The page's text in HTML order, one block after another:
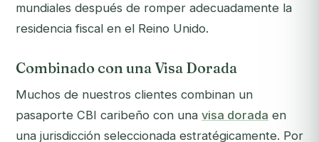
mundiales después de romper adecuadamente la
residencia fiscal en el Reino Unido.
Combinado con una Visa Dorada
Muchos de nuestros clientes combinan un
pasaporte CBI caribeño con una visa dorada en
una jurisdicción seleccionada estratégicamente. Por